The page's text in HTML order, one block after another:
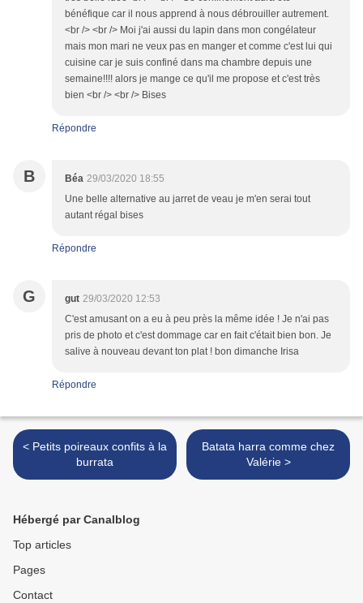
bénéfique car il nous apprend à nous débrouiller autrement.
<br /> <br /> Moi j'ai aussi du lapin dans mon congélateur
mais mon mari ne veux pas en manger et comme c'est lui qui
cuisine car je suis confiné dans ma chambre depuis une
semaine!!!! alors je mange ce qu'il me propose et c'est très
bien <br /> <br /> Bises
Répondre
B Béa 29/03/2020 18:55
Une belle alternative au jarret de veau je m'en serai tout
autant régal bises
Répondre
G gut 29/03/2020 12:53
C'est amusant on a eu à peu près la même idée ! Je n'ai pas
pris de photo et c'est dommage car en fait c'était bien bon. Je
salive à nouveau devant ton plat ! bon dimanche Irisa
Répondre
< Petits poireaux confits à la
burrata
Batata harra comme chez
Valérie >
Hébergé par Canalblog
Top articles
Pages
Contact